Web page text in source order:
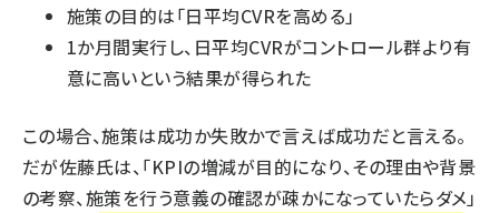
施策の目的は「日平均CVRを高める」
1か月間実行し、日平均CVRがコントロール群より有
意に高いという結果が得られた
この場合、施策は成功か失敗かで言えば成功だと言える。
だが佐藤氏は、「KPIの増減が目的になり、その理由や背景
の考察、施策を行う意義の確認が疎かになっていたらダメ」